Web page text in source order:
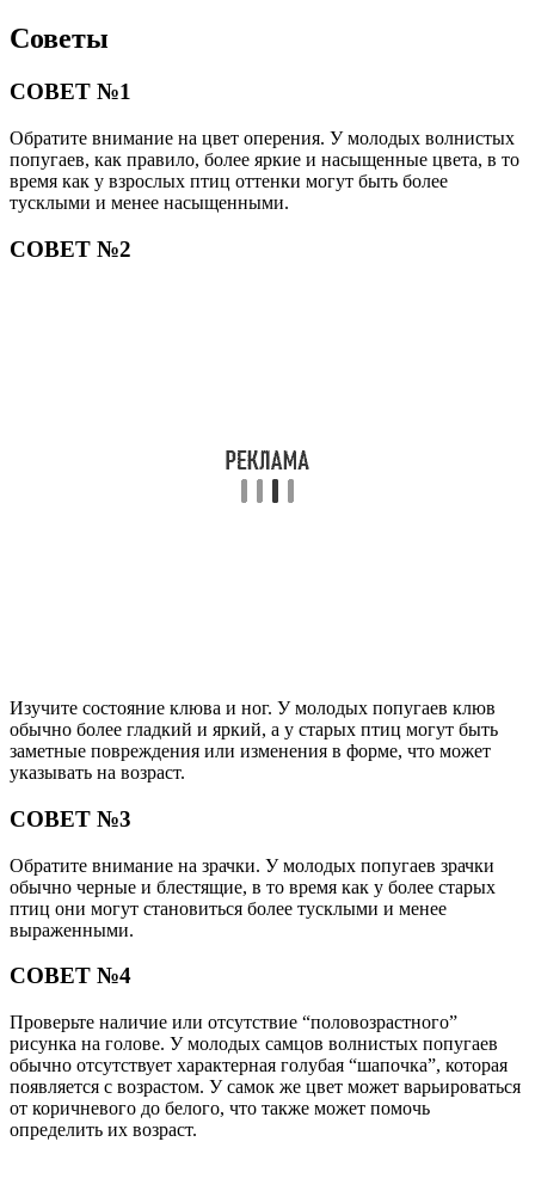
Советы
СОВЕТ №1
Обратите внимание на цвет оперения. У молодых волнистых
попугаев, как правило, более яркие и насыщенные цвета, в то
время как у взрослых птиц оттенки могут быть более
тусклыми и менее насыщенными.
СОВЕТ №2
Изучите состояние клюва и ног. У молодых попугаев клюв
обычно более гладкий и яркий, а у старых птиц могут быть
заметные повреждения или изменения в форме, что может
указывать на возраст.
СОВЕТ №3
Обратите внимание на зрачки. У молодых попугаев зрачки
обычно черные и блестящие, в то время как у более старых
птиц они могут становиться более тусклыми и менее
выраженными.
СОВЕТ №4
Проверьте наличие или отсутствие “половозрастного”
рисунка на голове. У молодых самцов волнистых попугаев
обычно отсутствует характерная голубая “шапочка”, которая
появляется с возрастом. У самок же цвет может варьироваться
от коричневого до белого, что также может помочь
определить их возраст.